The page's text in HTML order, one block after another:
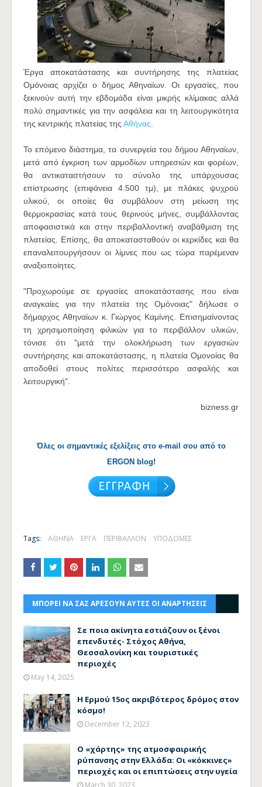
Έργα αποκατάστασης και συντήρησης της πλατείας
Ομόνοιας αρχίζει ο δήμος Αθηναίων. Οι εργασίες, που
ξεκινούν αυτή την εβδομάδα είναι μικρής κλίμακας αλλά
πολύ σημαντικές για την ασφάλεια και τη λειτουργικότητα
της κεντρικής πλατείας της Αθήνας
Το επόμενο διάστημα, τα συνεργεία του δήμου Αθηναίων,
μετά από έγκριση των αρμοδίων υπηρεσιών και φορέων,
θα αντικαταστήσουν το σύνολο της υπάρχουσας
επίστρωσης (επιφάνεια 4.500 τμ), με πλάκες ψυχρού
υλικού, οι οποίες θα συμβάλουν στη μείωση της
θερμοκρασίας κατά τους θερινούς μήνες, συμβάλλοντας
αποφασιστικά και στην περιβαλλοντική αναβάθμιση της
πλατείας. Επίσης, θα αποκατασταθούν οι κερκίδες και θα
επαναλειτουργήσουν οι λίμνες που ως τώρα παρέμεναν
αναξιοποίητες.
"Προχωρούμε σε εργασίες αποκατάστασης που είναι
αναγκαίες για την πλατεία της Ομόνοιας" δήλωσε ο
δήμαρχος Αθηναίων κ. Γιώργος Καμίνης. Επισημαίνοντας
τη χρησιμοποίηση φιλικών για το περιβάλλον υλικών,
τόνισε ότι "μετά την ολοκλήρωση των εργασιών
συντήρησης και αποκατάστασης, η πλατεία Ομονοίας θα
αποδοθεί στους πολίτες περισσότερο ασφαλής και
λειτουργική".
bizness.gr
Όλες οι σημαντικές εξελίξεις στο e-mail σου από το
ERGON blog!
Tags: ΑΘΗΝΑ ΕΡΓΑ ΠΕΡΙΒΑΛΛΟΝ ΥΠΟΔΟΜΕΣ
ΜΠΟΡΕΙ ΝΑ ΣΑΣ ΑΡΕΣΟΥΝ ΑΥΤΕΣ ΟΙ ΑΝΑΡΤΗΣΕΙΣ
Σε ποια ακίνητα εστιάζουν οι ξένοι
επενδυτές- Στόχος Αθήνα,
Θεσσαλονίκη και τουριστικές
περιοχές
May 14, 2025
Η Ερμού 15ος ακριβότερος δρόμος στον
κόσμο!
December 12, 2023
Ο «χάρτης» της ατμοσφαιρικής
ρύπανσης στην Ελλάδα: Οι «κόκκινες»
περιοχές και οι επιπτώσεις στην υγεία
March 30, 2023